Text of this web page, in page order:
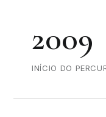
2009
INÍCIO DO